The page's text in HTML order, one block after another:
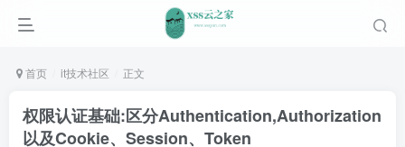
首页 it技术社区 正文
权限认证基础:区分Authentication,Authorization
以及Cookie、Session、Token